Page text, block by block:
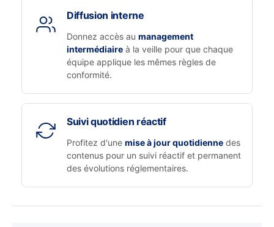
Diffusion interne
Donnez accès au management
intermédiaire à la veille pour que chaque
équipe applique les mêmes règles de
conformité.
Suivi quotidien réactif
Profitez d'une mise à jour quotidienne des
contenus pour un suivi réactif et permanent
des évolutions réglementaires.